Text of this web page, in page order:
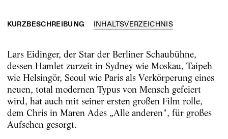
KURZBESCHREIBUNG INHALTSVERZEICHNIS
Lars Eidinger, der Star der Berliner Schaubühne,
dessen Hamlet zurzeit in Sydney wie Moskau, Taipeh
wie Helsingör, Seoul wie Paris als Verkörperung eines
neuen, total modernen Typus von Mensch gefeiert
wird, hat auch mit seiner ersten großen Film rolle,
dem Chris in Maren Ades „Alle anderen", für großes
Aufsehen gesorgt.